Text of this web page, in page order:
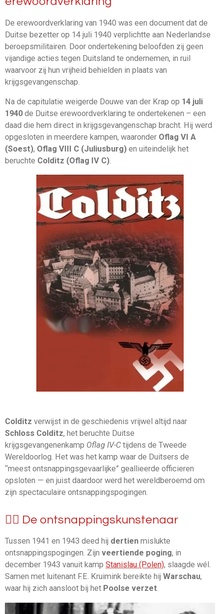
De erewoordverklaring van 1940 was een document dat de
Duitse bezetter op 14 juli 1940 verplichtte aan Nederlandse
beroepsmilitairen. Door ondertekening beloofden zij geen
vijandige acties tegen Duitsland te ondernemen, in ruil
waarvoor zij hun vrijheid behielden in plaats van
krijgsgevangenschap.
Na de capitulatie weigerde Douwe van der Krap op 14 juli
1940 de Duitse erewoordverklaring te ondertekenen – een
daad die hem direct in krijgsgevangenschap bracht. Hij werd
opgesloten in meerdere kampen, waaronder Oflag VI A
(Soest), Oflag VIII C (Juliusburg) en uiteindelijk het
beruchte Colditz (Oflag IV C).
Colditz verwijst in de geschiedenis vrijwel altijd naar
Schloss Colditz, het beruchte Duitse
krijgsgevangenenkamp Oflag IV-C tijdens de Tweede
Wereldoorlog. Het was het kamp waar de Duitsers de
“meest ontsnappingsgevaarlijke” geallieerde officieren
opsloten — en juist daardoor werd het wereldberoemd om
zijn spectaculaire ontsnappingspogingen.
🏃‍♂️ De ontsnappingskunstenaar
Tussen 1941 en 1943 deed hij dertien mislukte
ontsnappingspogingen. Zijn veertiende poging, in
december 1943 vanuit kamp Stanislau (Polen), slaagde wél.
Samen met luitenant F.E. Kruimink bereikte hij Warschau,
waar hij zich aansloot bij het Poolse verzet.